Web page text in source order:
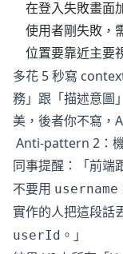
在登入失敗畫
使用者剛失敗，
位置要靠近主
多花 5 秒寫
務」跟「描述意圖
美，後者你不寫，
Anti-pattern 2：
同事提醒：「前端
不要用 username
實作的人把這段話
userId 。」